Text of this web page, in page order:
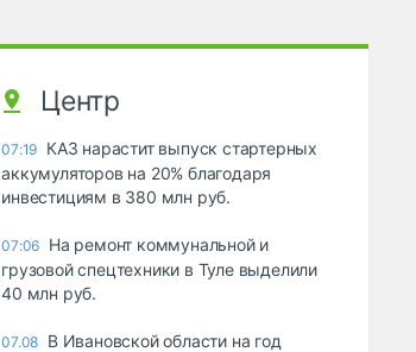
Центр
07:19 КАЗ нарастит выпуск стартерных
аккумуляторов на 20% благодаря
инвестициям в 380 млн руб.
07:06 На ремонт коммунальной и
грузовой спецтехники в Туле выделили
40 млн руб.
07.08 В Ивановской области на год